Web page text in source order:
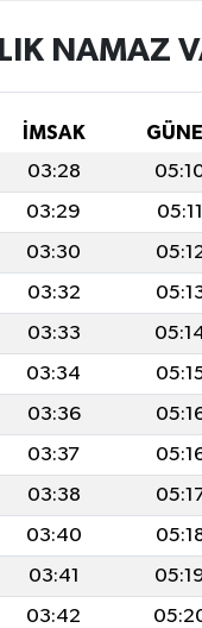
NAMAZ
İMSAK
03:28
03:29 05:11
03:30
03:32
03:33
03:34
03:36
03:37
03:38
03:40
03:41
03:42